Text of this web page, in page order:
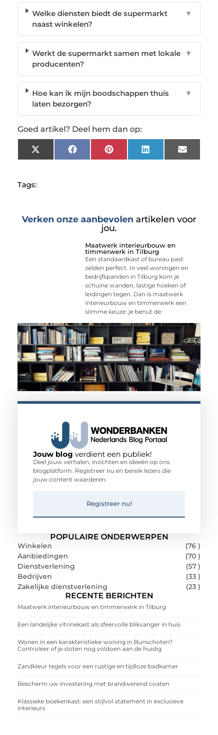
Welke diensten biedt de supermarkt
naast winkelen?
▼
Werkt de supermarkt samen met lokale
producenten?
▼
Hoe kan ik mijn boodschappen thuis
laten bezorgen?
▼
Goed artikel? Deel hem dan op:
X
(Twitter)
FacebookPinterest LinkedIn Email
Tags:
Verken onze aanbevolen artikelen voor
jou.
Maatwerk interieurbouw en
timmerwerk in Tilburg
Een standaardkast of bureau past
zelden perfect. In veel woningen en
bedrijfspanden in Tilburg kom je
schuine wanden, lastige hoeken of
leidingen tegen. Dan is maatwerk
interieurbouw en timmerwerk een
slimme keuze: je benut de
POPULAIRE ONDERWERPEN
Winkelen
(76 )
Aanbiedingen
(70 )
Dienstverlening
(57 )
Bedrijven
(33 )
Zakelijke dienstverlening
(23 )
RECENTE BERICHTEN
Maatwerk interieurbouw en timmerwerk in Tilburg
Een landelijke vitrinekast als sfeervolle blikvanger in huis
Wonen in een karakteristieke woning in Bunschoten?
Controleer of je sloten nog voldoen aan de huidig
Zandkleur tegels voor een rustige en tijdloze badkamer
Bescherm uw investering met brandwerend coaten
Klassieke boekenkast: een stijlvol statement in exclusieve
interieurs
Jouw blog verdient een publiek!
Deel jouw verhalen, inzichten en ideeën op ons
blogplatform. Registreer nu en bereik lezers die
jouw content waarderen.
Registreer nu!